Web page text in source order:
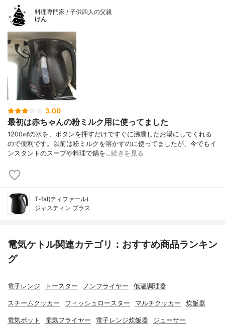
料理専門家 / 子供四人の父親
けん
3.00
最初は赤ちゃんの粉ミルク用に使ってました
1200㎖の水を、ボタンを押すだけですぐに沸騰したお湯にしてくれる
ので便利です。以前は粉ミルクを溶かすのに使ってましたが、今でもイ
ンスタントのスープや料理で鍋を…続きを見る
T-fal(ティファール)
ジャスティン プラス
電気ケトル関連カテゴリ：おすすめ商品ランキン
グ
電子レンジ トースター ノンフライヤー 低温調理器
スチームクッカー フィッシュロースター マルチクッカー 炊飯器
電気ポット 電気フライヤー 電子レンジ炊飯器 ジューサー